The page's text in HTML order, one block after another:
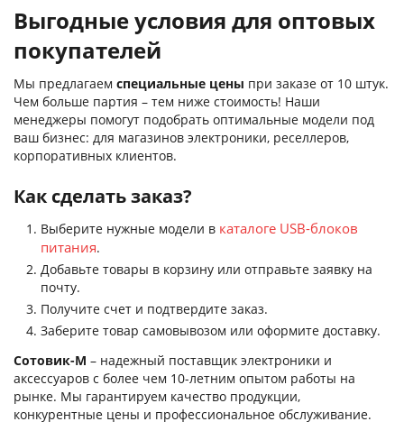
Выгодные условия для оптовых
покупателей
Мы предлагаем специальные цены при заказе от 10 штук.
Чем больше партия – тем ниже стоимость! Наши
менеджеры помогут подобрать оптимальные модели под
ваш бизнес: для магазинов электроники, реселлеров,
корпоративных клиентов.
Как сделать заказ?
Выберите нужные модели в каталоге USB-блоков
питания.
Добавьте товары в корзину или отправьте заявку на
почту.
Получите счет и подтвердите заказ.
Заберите товар самовывозом или оформите доставку.
Сотовик-М – надежный поставщик электроники и
аксессуаров с более чем 10-летним опытом работы на
рынке. Мы гарантируем качество продукции,
конкурентные цены и профессиональное обслуживание.